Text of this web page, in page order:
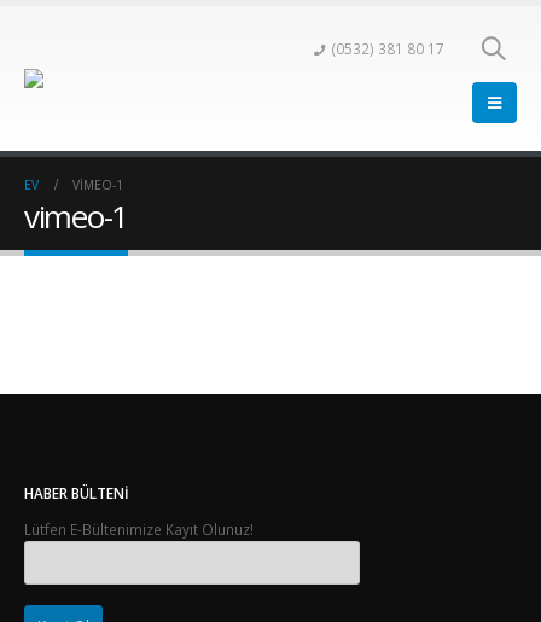
(0532) 381 80 17
EV VIMEO-1
vimeo-1
HABER BÜLTENI
Lütfen E-Bültenimize Kayıt Olunuz!